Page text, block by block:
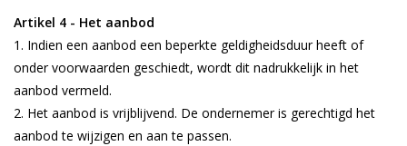
Artikel 4 - Het aanbod
Indien een aanbod een beperkte geldigheidsduur heeft of
onder voorwaarden geschiedt, wordt dit nadrukkelijk in het
aanbod vermeld.
Het aanbod is vrijblijvend. De ondernemer is gerechtigd het
aanbod te wijzigen en aan te passen.